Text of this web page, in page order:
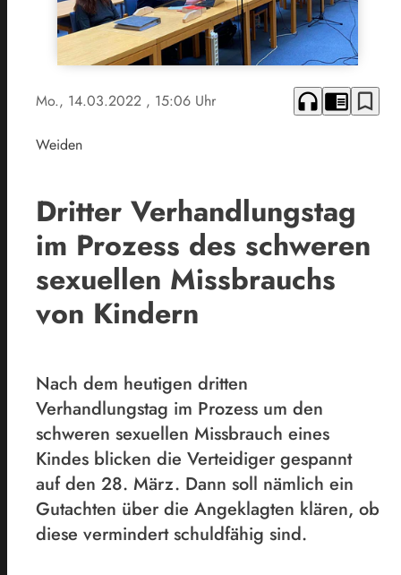
Mo., 14.03.2022 , 15:06 Uhr headphones chrome_reader_mode bookmark_border
Weiden
Dritter Verhandlungstag
im Prozess des schweren
sexuellen Missbrauchs
von Kindern
Nach dem heutigen dritten
Verhandlungstag im Prozess um den
schweren sexuellen Missbrauch eines
Kindes blicken die Verteidiger gespannt
auf den 28. März. Dann soll nämlich ein
Gutachten über die Angeklagten klären, ob
diese vermindert schuldfähig sind.